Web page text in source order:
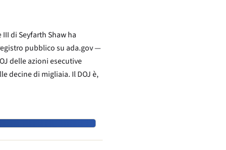
di Seyfarth Shaw ha
pubblico su ada.gov —
delle azioni esecutive
decine di migliaia. Il DOJ è,